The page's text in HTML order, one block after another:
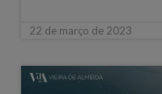
22 de março de 2023